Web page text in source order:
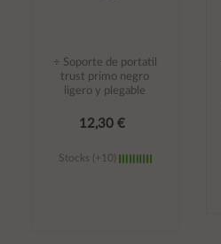
÷ Soporte de portatil
trust primo negro
ligero y plegable
12,30 €
Stocks (+10)